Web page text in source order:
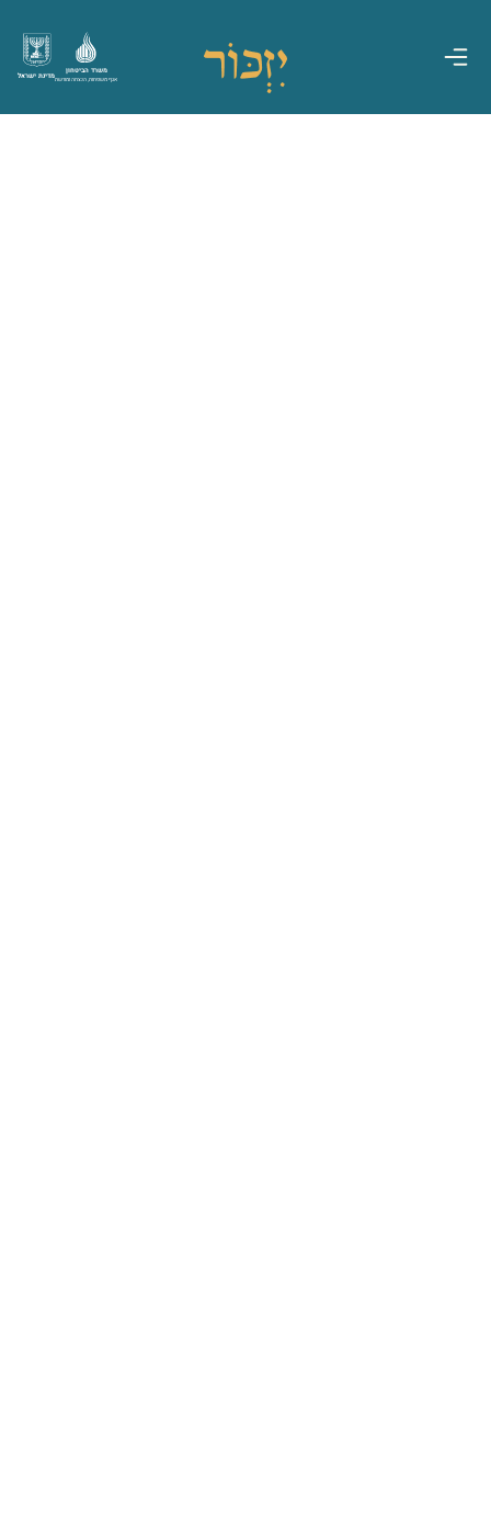
מדינת ישראל
משרד הביטחון
אגף משפחות, הנצחה ומורשת